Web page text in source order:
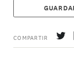
COMPARTIR